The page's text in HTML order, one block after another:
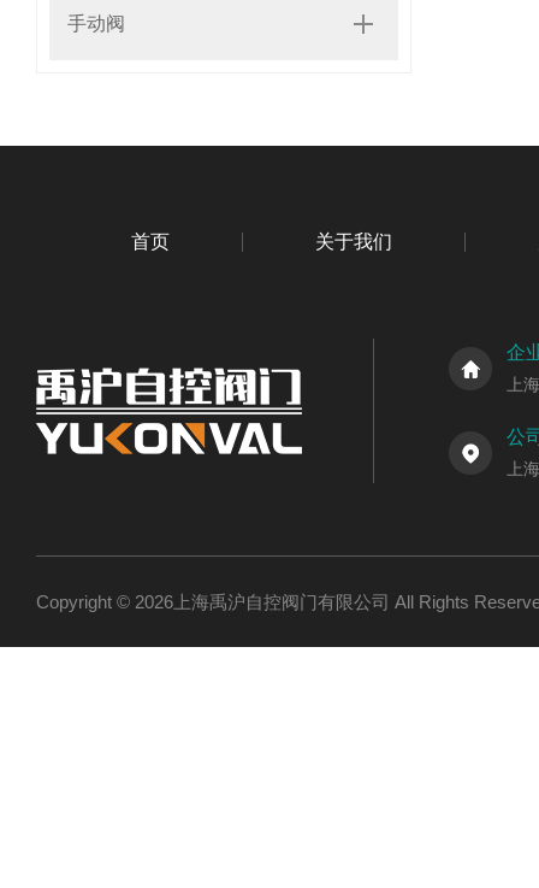
手动阀
首页 关于我们
企
上
公
上
Copyright © 2026上海禹沪自控阀门有限公司 All Rights